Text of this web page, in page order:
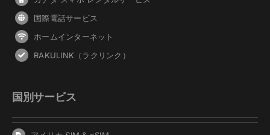
国際電話サービス
ホームインターネット
RAKULINK（ラクリンク）
国別サービス